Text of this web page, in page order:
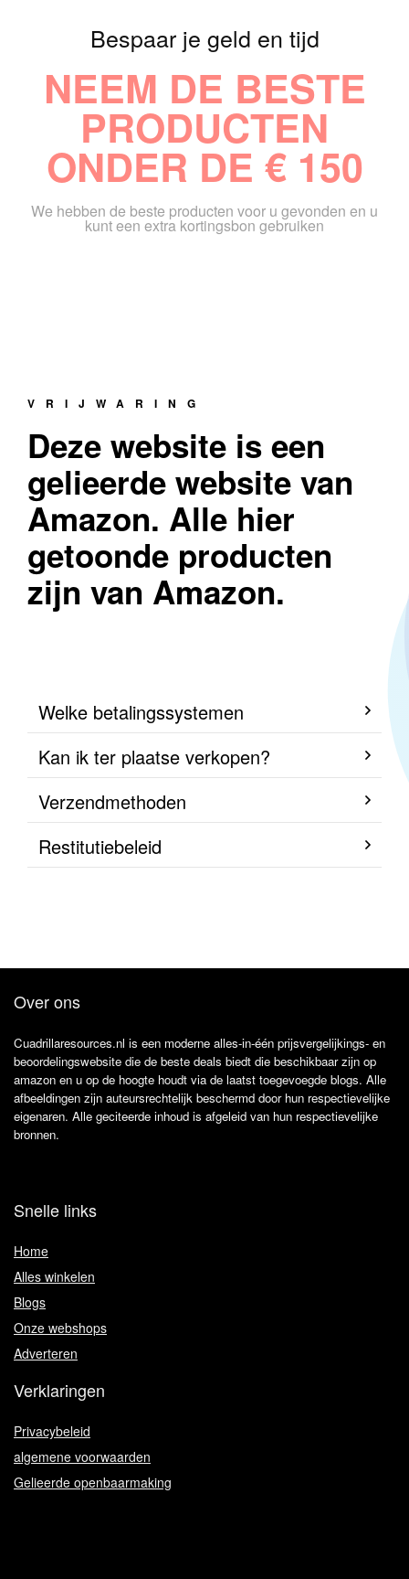
Bespaar je geld en tijd
NEEM DE BESTE
PRODUCTEN
ONDER DE € 150
We hebben de beste producten voor u gevonden en u
kunt een extra kortingsbon gebruiken
VRIJWARING
Deze website is een
gelieerde website van
Amazon. Alle hier
getoonde producten
zijn van Amazon.
Welke betalingssystemen
Kan ik ter plaatse verkopen?
Verzendmethoden
Restitutiebeleid
Over ons
Cuadrillaresources.nl is een moderne alles-in-één prijsvergelijkings- en
beoordelingswebsite die de beste deals biedt die beschikbaar zijn op
amazon en u op de hoogte houdt via de laatst toegevoegde blogs. Alle
afbeeldingen zijn auteursrechtelijk beschermd door hun respectievelijke
eigenaren. Alle geciteerde inhoud is afgeleid van hun respectievelijke
bronnen.
Snelle links
Home
Alles winkelen
Blogs
Onze webshops
Adverteren
Verklaringen
Privacybeleid
algemene voorwaarden
Gelieerde openbaarmaking